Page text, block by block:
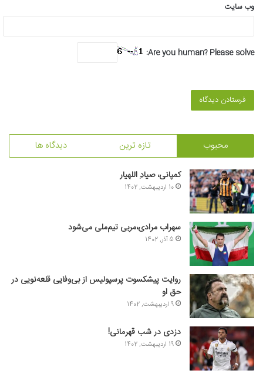
وب‌ سایت
Are you human? Please solve:
محبوب تازه ترین دیدگاه ها
کمپانی، صیادِ اللهیار
10 اردیبهشت, 1402
سهراب مرادی،مربی تیم‌ملی می‌شود
5 آذر, 1402
روایت پیشکسوت پرسپولیس از بی‌وفایی قلعه‌نویی در
حق او
9 اردیبهشت, 1402
دزدی در شب قهرمانی!
19 اردیبهشت, 1402